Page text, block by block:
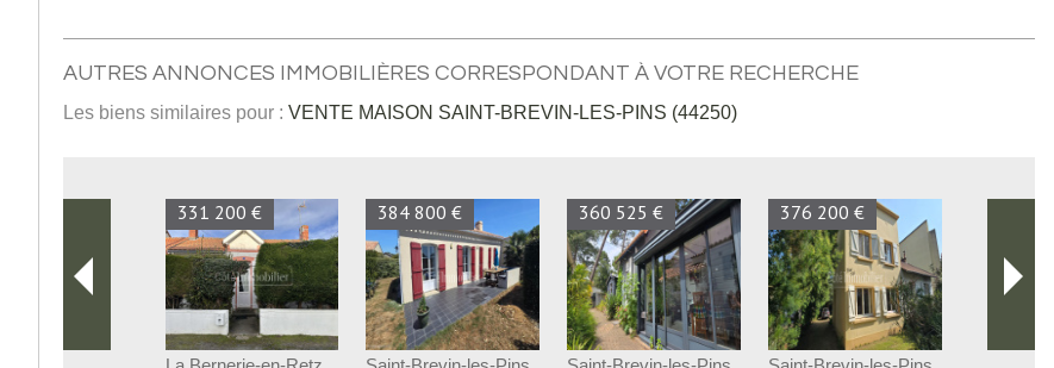
AUTRES ANNONCES IMMOBILIÈRES CORRESPONDANT À VOTRE RECHERCHE
Les biens similaires pour : VENTE MAISON SAINT-BREVIN-LES-PINS (44250)
331 200 € 384 800 € 360 525 € 376 200 €